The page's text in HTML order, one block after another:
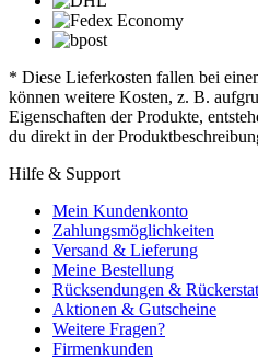
* Diese Lieferkosten fallen bei
können weitere Kosten, z. B.
Eigenschaften der Produkte,
du direkt in der
Hilfe & Support
Mein Kundenkonto
Zahlungsmöglichkeiten
Versand & Lieferung
Meine Bestellung
Rücksendungen &
Aktionen & Gutscheine
Weitere Fragen?
Firmenkunden